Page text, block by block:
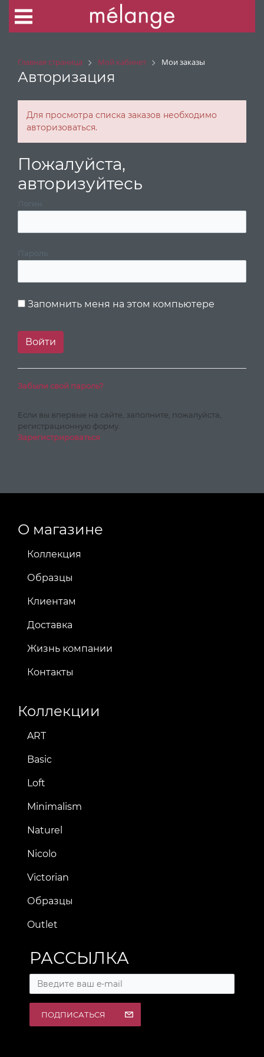
Главная страница Мой кабинет Мои заказы
Авторизация
Для просмотра списка заказов необходимо
авторизоваться.
Пожалуйста,
авторизуйтесь
Логин
Пароль
Запомнить меня на этом компьютере
Забыли свой пароль?
Если вы впервые на сайте, заполните, пожалуйста,
регистрационную форму.
Зарегистрироваться
О магазине
Коллекция
Образцы
Клиентам
Доставка
Жизнь компании
Контакты
Коллекции
ART
Basic
Loft
Minimalism
Naturel
Nicolo
Victorian
Образцы
Outlet
РАССЫЛКА
ПОДПИСАТЬСЯ